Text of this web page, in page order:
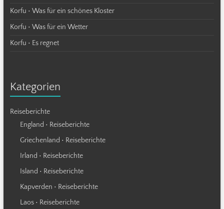
Korfu • Was für ein schönes Kloster
Korfu • Was für ein Wetter
Korfu • Es regnet
Kategorien
Reiseberichte
England • Reiseberichte
Griechenland • Reiseberichte
Irland • Reiseberichte
Island • Reiseberichte
Kapverden • Reiseberichte
Laos • Reiseberichte